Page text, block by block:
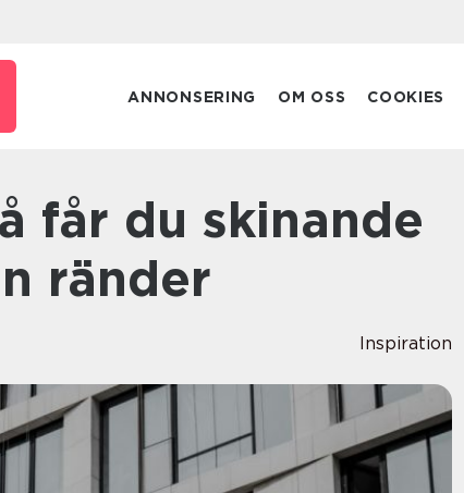
ANNONSERING OM OSS COOKIES
ränder
Inspiration